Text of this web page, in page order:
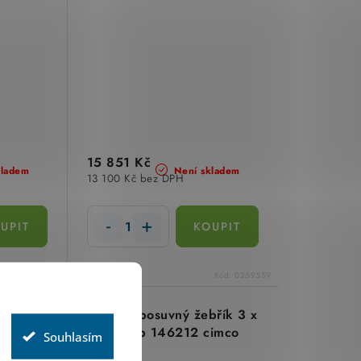
Souhlasím
Není skladem
13 100 Kč bez DPH
15 851 Kč
Kód: 0259559
3 x
Třídílný posuvný žebřík 3 x
12 typ 146212 cimco